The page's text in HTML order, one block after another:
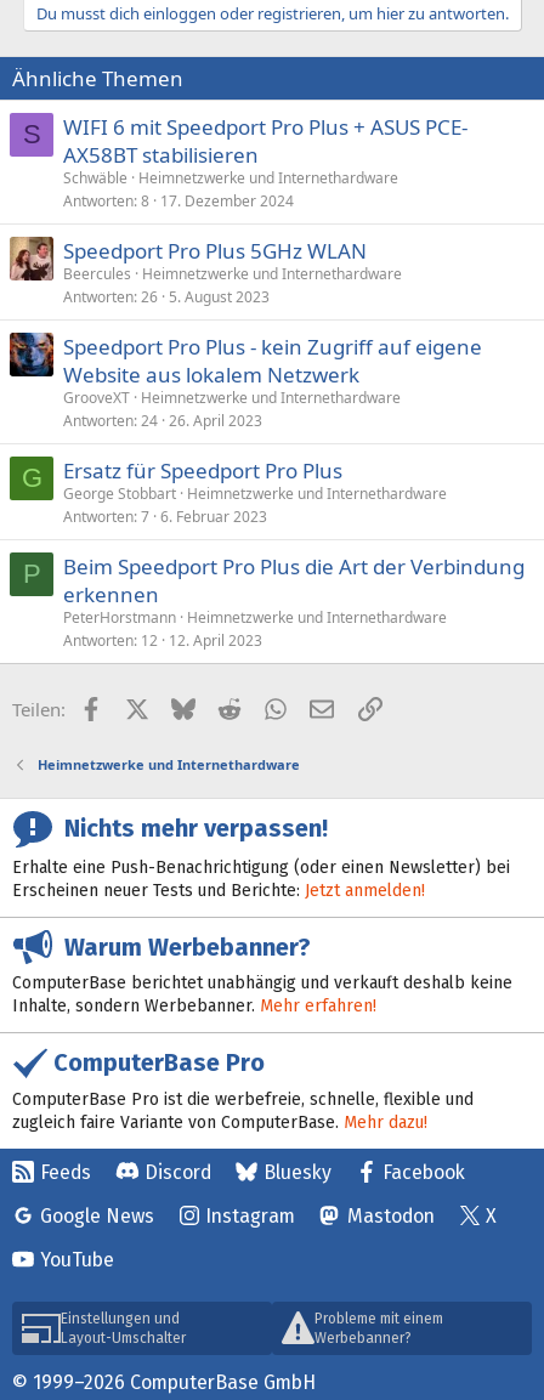
Du musst dich einloggen oder registrieren, um hier zu antworten.
Ähnliche Themen
S
WIFI 6 mit Speedport Pro Plus + ASUS PCE-
AX58BT stabilisieren
Schwäble
Heimnetzwerke und Internethardware
Antworten 8 17. Dezember 2024
Speedport Pro Plus 5GHz WLAN
Beercules
Heimnetzwerke und Internethardware
Antworten 26 5. August 2023
Speedport Pro Plus - kein Zugriff auf eigene
Website aus lokalem Netzwerk
GrooveXT Heimnetzwerke und Internethardware
Antworten 24 26. April 2023
G Ersatz für Speedport Pro Plus
George Stobbart Heimnetzwerke und Internethardware
Antworten 7 6. Februar 2023
P
Beim Speedport Pro Plus die Art der Verbindung
erkennen
PeterHorstmann Heimnetzwerke und Internethardware
Antworten 12 12. April 2023
Teilen: FacebookX (Twitter)
BlueskyRedditWhatsApp
E-MailLink
Heimnetzwerke und Internethardware
Nichts mehr verpassen!
Erhalte eine Push-Benachrichtigung (oder einen Newsletter) bei
Erscheinen neuer Tests und Berichte: Jetzt anmelden!
Warum Werbebanner?
ComputerBase berichtet unabhängig und verkauft deshalb keine
Inhalte, sondern Werbebanner. Mehr erfahren!
ComputerBase Pro
ComputerBase Pro ist die werbefreie, schnelle, flexible und
zugleich faire Variante von ComputerBase. Mehr dazu!
Feeds Discord Bluesky
Facebook
Google News
Instagram Mastodon
X
YouTube
Einstellungen und
Layout-Umschalter
Probleme mit einem
Werbebanner?
© 1999–2026 ComputerBase GmbH